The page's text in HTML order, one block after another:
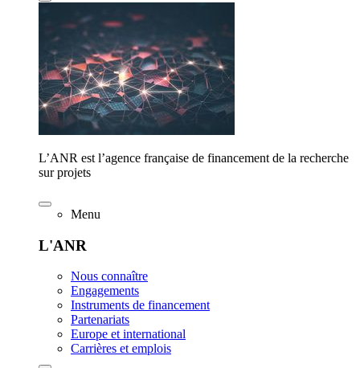
L’ANR est l’agence française de financement de la recherche
sur projets
Menu
L'ANR
Nous connaître
Engagements
Instruments de financement
Partenariats
Europe et international
Carrières et emplois